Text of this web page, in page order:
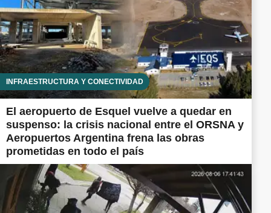
INFRAESTRUCTURA Y CONECTIVIDAD
El aeropuerto de Esquel vuelve a quedar en
suspenso: la crisis nacional entre el ORSNA y
Aeropuertos Argentina frena las obras
prometidas en todo el país